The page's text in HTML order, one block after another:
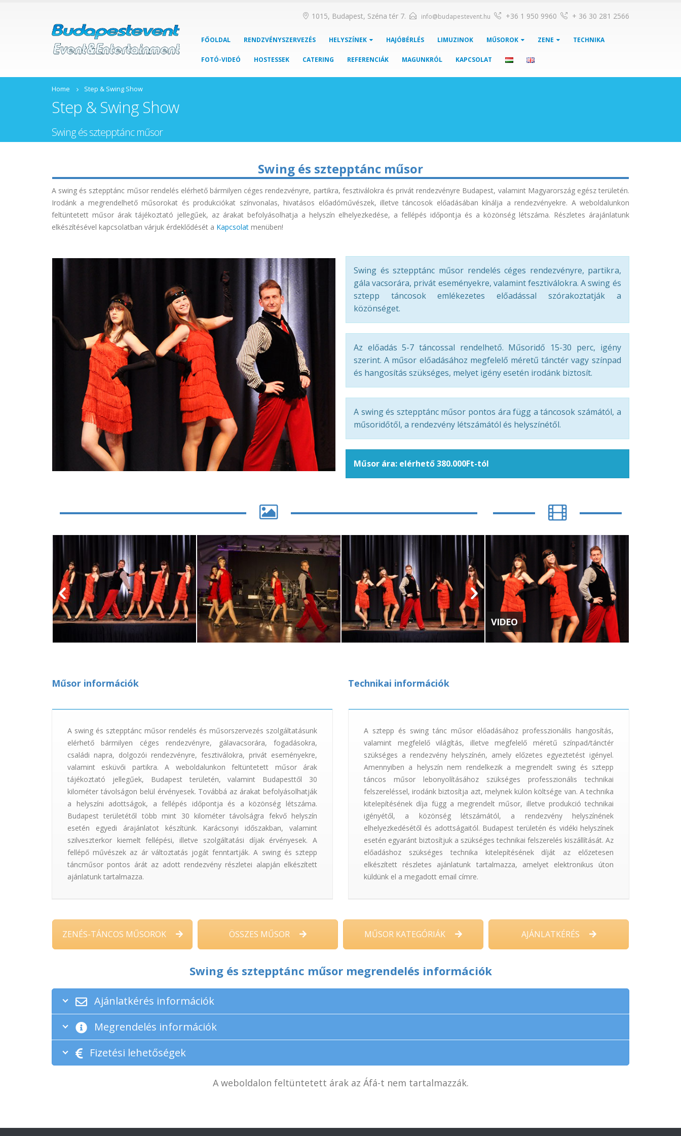
1015, Budapest, Széna tér 7. info@budapestevent.hu +36 1 950 9960 + 36 30 281 2566
FŐOLDAL RENDZVÉNYSZERVEZÉS HELYSZÍNEK HAJÓBÉRLÉS LIMUZINOK MŰSOROK ZENE TECHNIKA
FOTÓ-VIDEÓ HOSTESSEK CATERING REFERENCIÁK MAGUNKRÓL KAPCSOLAT
Home Step & Swing Show
Step & Swing Show
Swing és sztepptánc műsor
Swing és sztepptánc műsor
A swing és sztepptánc műsor rendelés elérhető bármilyen céges rendezvényre, partikra, fesztiválokra és privát rendezvényre Budapest, valamint Magyarország egész területén.
Irodánk a megrendelhető műsorokat és produkciókat színvonalas, hivatásos előadóművészek, illetve táncosok előadásában kínálja a rendezvényekre. A weboldalunkon
feltüntetett műsor árak tájékoztató jellegűek, az árakat befolyásolhatja a helyszín elhelyezkedése, a fellépés időpontja és a közönség létszáma. Részletes árajánlatunk
elkészítésével kapcsolatban várjuk érdeklődését a Kapcsolat menüben!
Swing és sztepptánc műsor rendelés céges rendezvényre, partikra,
gála vacsorára, privát eseményekre, valamint fesztiválokra. A swing és
sztepp táncosok emlékezetes előadással szórakoztatják a
közönséget.
Az előadás 5-7 táncossal rendelhető. Műsoridő 15-30 perc, igény
szerint. A műsor előadásához megfelelő méretű tánctér vagy színpad
és hangosítás szükséges, melyet igény esetén irodánk biztosít.
A swing és sztepptánc műsor pontos ára függ a táncosok számától, a
műsoridőtől, a rendezvény létszámától és helyszínétől.
Műsor ára: elérhető 380.000Ft-tól
VIDEO
Műsor információk
A swing és sztepptánc műsor rendelés és műsorszervezés szolgáltatásunk
elérhető bármilyen céges rendezvényre, gálavacsorára, fogadásokra,
családi napra, dolgozói rendezvényre, fesztiválokra, privát eseményekre,
valamint esküvői partikra. A weboldalunkon feltüntetett műsor árak
tájékoztató jellegűek, Budapest területén, valamint Budapesttől 30
kilométer távolságon belül érvényesek. Továbbá az árakat befolyásolhatják
a helyszíni adottságok, a fellépés időpontja és a közönség létszáma.
Budapest területétől több mint 30 kilométer távolságra fekvő helyszín
esetén egyedi árajánlatot készítünk. Karácsonyi időszakban, valamint
szilveszterkor kiemelt fellépési, illetve szolgáltatási díjak érvényesek. A
fellépő művészek az ár változtatás jogát fenntartják. A swing és sztepp
táncműsor pontos árát az adott rendezvény részletei alapján elkészített
ajánlatunk tartalmazza.
Technikai információk
A sztepp és swing tánc műsor előadásához professzionális hangosítás,
valamint megfelelő világítás, illetve megfelelő méretű színpad/tánctér
szükséges a rendezvény helyszínén, amely előzetes egyeztetést igényel.
Amennyiben a helyszín nem rendelkezik a megrendelt swing és sztepp
táncos műsor lebonyolításához szükséges professzionális technikai
felszereléssel, irodánk biztosítja azt, melynek külön költsége van. A technika
kitelepítésének díja függ a megrendelt műsor, illetve produkció technikai
igényétől, a közönség létszámától, a rendezvény helyszínének
elhelyezkedésétől és adottságaitól. Budapest területén és vidéki helyszínek
esetén egyaránt biztosítjuk a szükséges technikai felszerelés kiszállítását. Az
előadáshoz szükséges technika kitelepítésének díját az előzetesen
elkészített részletes ajánlatunk tartalmazza, amelyet elektronikus úton
küldünk el a megadott email címre.
ZENÉS-TÁNCOS MŰSOROK ÖSSZES MŰSOR MŰSOR KATEGÓRIÁK AJÁNLATKÉRÉS
Swing és sztepptánc műsor megrendelés információk
Ajánlatkérés információk
Megrendelés információk
Fizetési lehetőségek
A weboldalon feltüntetett árak az Áfá-t nem tartalmazzák.